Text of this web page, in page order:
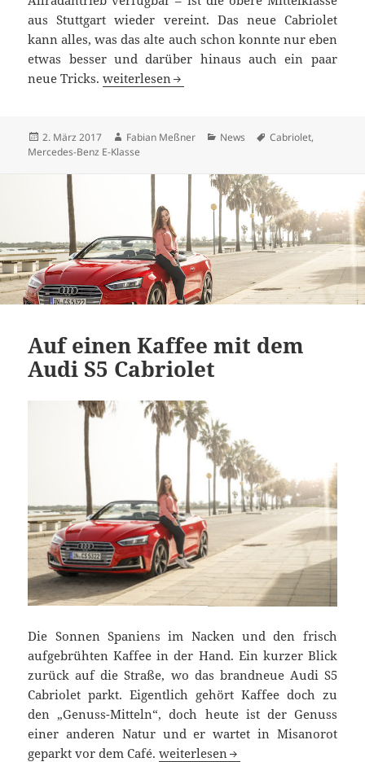
aus Stuttgart wieder vereint. Das neue Cabriolet
kann alles, was das alte auch schon konnte nur eben
etwas besser und darüber hinaus auch ein paar
neue Tricks.Eleganter Gleiter für Vier: das neue E-
weiterlesen
Veröffentlicht
am
2. März 2017 Autor
Fabian Meßner Kategorien
News Schlagwörter
Cabriolet,
Mercedes-Benz E-Klasse
Auf einen Kaffee mit dem
Audi S5 Cabriolet
Die Sonnen Spaniens im Nacken und den frisch
aufgebrühten Kaffee in der Hand. Ein kurzer Blick
zurück auf die Straße, wo das brandneue Audi S5
Cabriolet parkt. Eigentlich gehört Kaffee doch zu
den „Genuss-Mitteln“, doch heute ist der Genuss
einer anderen Natur und er wartet in Misanorot
geparkt vor dem Café.Auf einen Kaffee mit dem Audi S5
weiterlesen